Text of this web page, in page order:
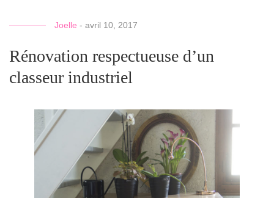
Joelle - avril 10, 2017
Rénovation respectueuse d’un
classeur industriel